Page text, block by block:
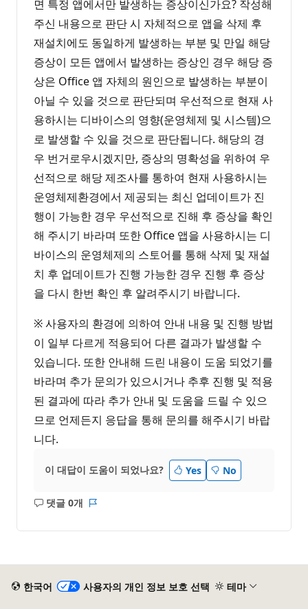
면 특정 앱에서만 발생하는 증상이신가요? 작성해
주신 내용으로 판단 시 자체적으로 앱을 삭제 후
재설치에도 동일하게 발생하는 부분 및 만일 해당
증상이 모든 앱에서 발생하는 증상인 경우 해당 증
상은 Office 앱 자체의 원인으로 발생하는 부분이
아닐 수 있을 것으로 판단되며 우선적으로 현재 사
용하시는 디바이스의 영향(운영체제 및 시스템)으
로 발생할 수 있을 것으로 판단됩니다. 해당의 경
우 번거로우시겠지만, 증상의 명확성을 위하여 우
선적으로 해당 제조사를 통하여 현재 사용하시는
운영체제환경에서 제공되는 최신 업데이트가 진
행이 가능한 경우 우선적으로 진해 후 증상을 확인
해 주시기 바라며 또한 Office 앱을 사용하시는 디
바이스의 운영체제의 스토어를 통해 삭제 및 재설
치 후 업데이트가 진행 가능한 경우 진행 후 증상
을 다시 한번 확인 후 알려주시기 바랍니다.
※ 사용자의 환경에 의하여 안내 내용 및 진행 방법
이 일부 다르게 적용되어 다른 결과가 발생할 수
있습니다. 또한 안내해 드린 내용이 도움 되었기를
바라며 추가 문의가 있으시거나 추후 진행 및 적용
된 결과에 따라 추가 안내 및 도움을 드릴 수 있으
므로 언제든지 응답을 통해 문의를 해주시기 바랍
니다.
이 대답이 도움이 되었나요? Yes No
댓글 0개
설
한국어 사용자의 개인 정보 보호 선택 테마